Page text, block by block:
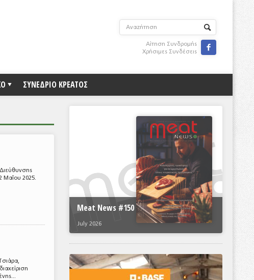
Αίτηση Συνδρομής
Χρήσιμες Συνδέσεις

ΣΥΝΕΔΡΙΟ ΚΡΕΑΤΟΣ
Μαΐου 2025.
Meat News #150
July 2026